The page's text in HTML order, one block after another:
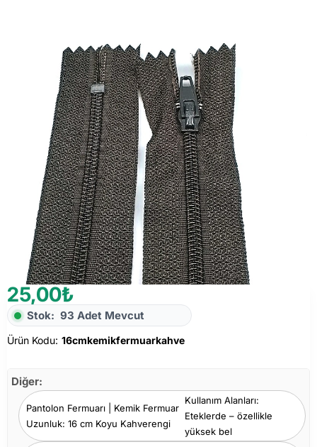
25,00₺
Stok: 93 Adet Mevcut
Ürün Kodu: 16cmkemikfermuarkahve
Diğer:
Pantolon Fermuarı | Kemik Fermuar
Uzunluk: 16 cm Koyu Kahverengi
Kullanım Alanları:
Eteklerde – özellikle
yüksek bel